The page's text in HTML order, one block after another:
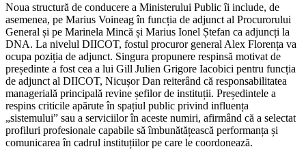
Noua structură de conducere a Ministerului Public îi include, de
asemenea, pe Marius Voineag în funcția de adjunct al Procurorului
General și pe Marinela Mincă și Marius Ionel Ștefan ca adjuncți la
DNA. La nivelul DIICOT, fostul procuror general Alex Florența va
ocupa poziția de adjunct. Singura propunere respinsă motivat de
președinte a fost cea a lui Gill Julien Grigore Iacobici pentru funcția
de adjunct al DIICOT, Nicușor Dan reiterând că responsabilitatea
managerială principală revine șefilor de instituții. Președintele a
respins criticile apărute în spațiul public privind influența
„sistemului” sau a serviciilor în aceste numiri, afirmând că a selectat
profiluri profesionale capabile să îmbunătățească performanța și
comunicarea în cadrul instituțiilor pe care le coordonează.